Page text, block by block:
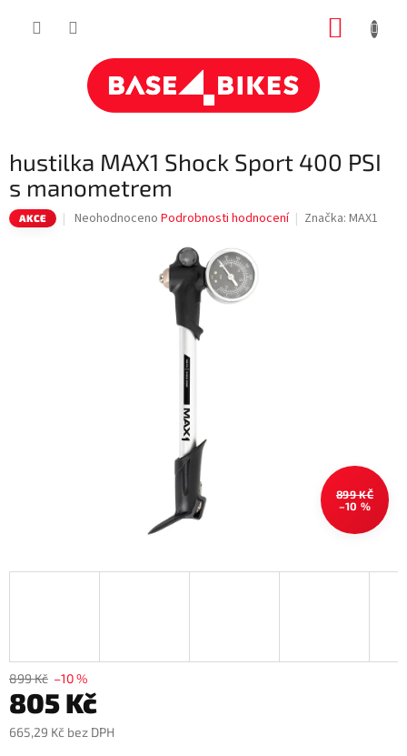
hustilka MAX1 Shock Sport 400 PSI
s manometrem
AKCE
Průměrné
Neohodnoceno Podrobnosti hodnocení Značka: MAX1
899 KČ
–10 %
899 Kč –10 %
805 Kč
665,29 Kč bez DPH